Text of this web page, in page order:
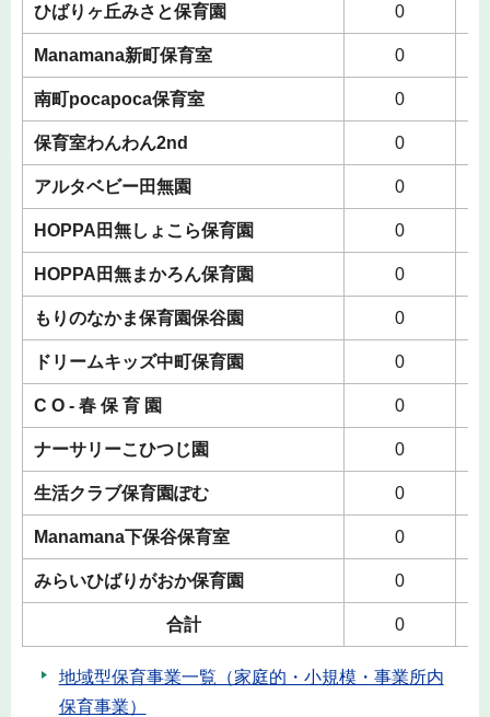
ひばりヶ丘みさと保育園 0
Manamana新町保育室 0
南町pocapoca保育室 0
保育室わんわん2nd 0
アルタベビー田無園 0
HOPPA田無しょこら保育園 0
HOPPA田無まかろん保育園 0
もりのなかま保育園保谷園 0
ドリームキッズ中町保育園 0
C O - 春 保 育 園 0
ナーサリーこひつじ園 0
生活クラブ保育園ぽむ 0
Manamana下保谷保育室 0
みらいひばりがおか保育園 0
合計 0
地域型保育事業一覧（家庭的・小規模・事業所内
保育事業）